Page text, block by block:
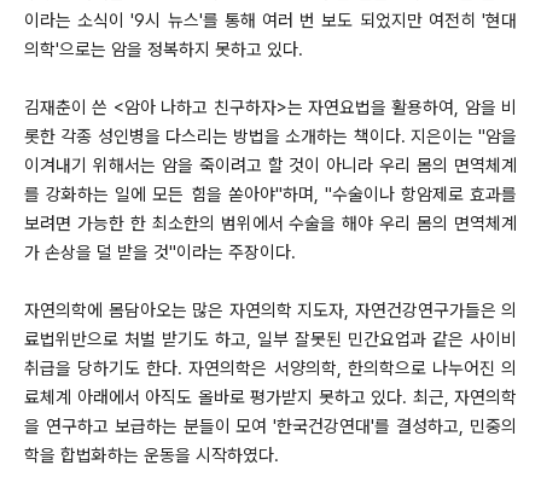
이라는 소식이 '9시 뉴스'를 통해 여러 번 보도 되었지만 여전히 '현대
의학'으로는 암을 정복하지 못하고 있다.
김재춘이 쓴 <암아 나하고 친구하자>는 자연요법을 활용하여, 암을 비
롯한 각종 성인병을 다스리는 방법을 소개하는 책이다. 지은이는 "암을
이겨내기 위해서는 암을 죽이려고 할 것이 아니라 우리 몸의 면역체계
를 강화하는 일에 모든 힘을 쏟아야"하며, "수술이나 항암제로 효과를
보려면 가능한 한 최소한의 범위에서 수술을 해야 우리 몸의 면역체계
가 손상을 덜 받을 것"이라는 주장이다.
자연의학에 몸담아오는 많은 자연의학 지도자, 자연건강연구가들은 의
료법위반으로 처벌 받기도 하고, 일부 잘못된 민간요업과 같은 사이비
취급을 당하기도 한다. 자연의학은 서양의학, 한의학으로 나누어진 의
료체계 아래에서 아직도 올바로 평가받지 못하고 있다. 최근, 자연의학
을 연구하고 보급하는 분들이 모여 '한국건강연대'를 결성하고, 민중의
학을 합법화하는 운동을 시작하였다.